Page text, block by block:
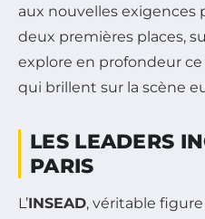
aux nouvelles exigences
deux premières places,
explore en profondeur
qui brillent sur la scène
LES LEADERS
PARIS
L’INSEAD, véritable